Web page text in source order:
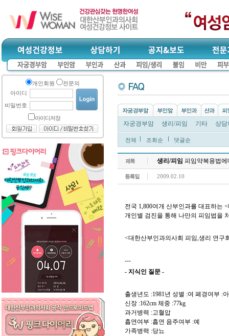
개인회원
전문의
아이디
비밀번호
아이디저장
자궁경부암 생리/피임 기타 상담
전체 조회순 댓글순
생리/피임 피임약복용법
2009.02.10
전국 1,800여개 산부인과를 대표하는
개인별 검진을 통해 나만의 피임법을
<대한산부인과의사회 피임,생리 연구
---
- 지식인 질문 -
출생년도 :1981년 성별 :여 폐경여부 :
신장 :162cm 체중 :77kg
과거병력 :고혈압
흡연여부 :흡연 음주여부 :예
가족병력 :당뇨